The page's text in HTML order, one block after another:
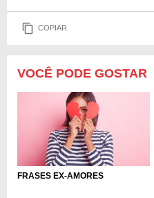
COPIAR
VOCÊ PODE GOSTAR
FRASES EX-AMORES